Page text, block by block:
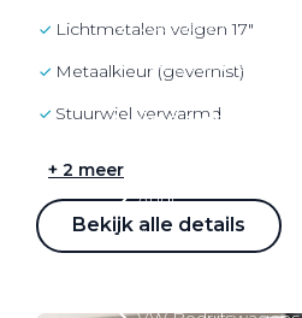
Voordelen
Veelgestelde vragen
Aanbod elektrisch
Audi
Škoda
lichtmetalen velgen 17"
metaalkleur (gevernist)
stuurwiel verwarmd
+ 2 meer
Bekijk alle details